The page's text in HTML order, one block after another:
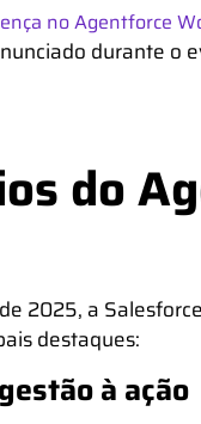
no Agentforce
durante o
do
2025, a
destaques:
à ação